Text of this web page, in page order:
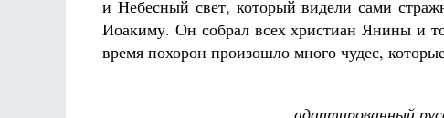
и Небесный свет, который видели сами
Иоакиму. Он собрал всех христиан Янины и
время похорон произошло много чудес,
адаптированный